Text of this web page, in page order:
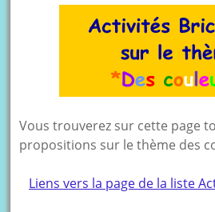
Vous trouverez sur cette page
propositions sur le thème des
Liens vers la page de la liste